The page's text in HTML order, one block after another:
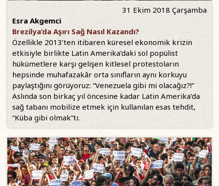
31 Ekim 2018 Çarşamba
Esra Akgemci
Brezilya’da Aşırı Sağ Nasıl Kazandı?
Özellikle 2013’ten itibaren küresel ekonomik krizin
etkisiyle birlikte Latin Amerika’daki sol popülist
hükümetlere karşı gelişen kitlesel protestoların
hepsinde muhafazakâr orta sınıfların aynı korkuyu
paylaştığını görüyoruz: “Venezuela gibi mi olacağız?!”
Aslında son birkaç yıl öncesine kadar Latin Amerika’da
sağ tabanı mobilize etmek için kullanılan esas tehdit,
“Küba gibi olmak”tı.